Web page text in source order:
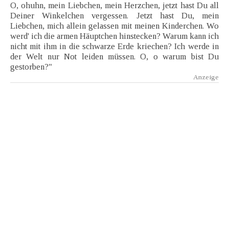
O, ohuhn, mein Liebchen, mein Herzchen, jetzt hast Du all
Deiner Winkelchen vergessen. Jetzt hast Du, mein
Liebchen, mich allein gelassen mit meinen Kinderchen. Wo
werd' ich die armen Häuptchen hinstecken? Warum kann ich
nicht mit ihm in die schwarze Erde kriechen? Ich werde in
der Welt nur Not leiden müssen. O, o warum bist Du
gestorben?"